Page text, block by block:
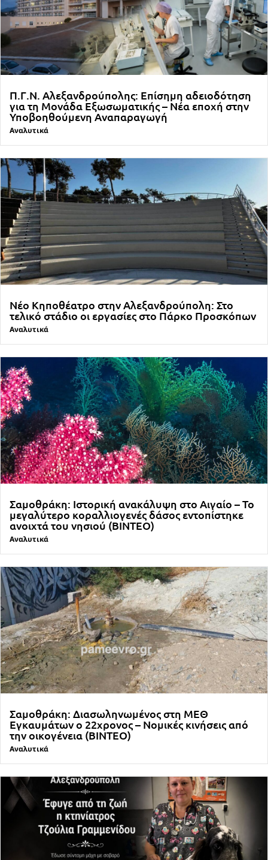
Π.Γ.Ν. Αλεξανδρούπολης: Επίσημη αδειοδότηση
για τη Μονάδα Εξωσωματικής – Νέα εποχή στην
Υποβοηθούμενη Αναπαραγωγή
Αναλυτικά
Νέο Κηποθέατρο στην Αλεξανδρούπολη: Στο
τελικό στάδιο οι εργασίες στο Πάρκο Προσκόπων
Αναλυτικά
Σαμοθράκη: Ιστορική ανακάλυψη στο Αιγαίο – Το
μεγαλύτερο κοραλλιογενές δάσος εντοπίστηκε
ανοιχτά του νησιού (ΒΙΝΤΕΟ)
Αναλυτικά
Σαμοθράκη: Διασωληνωμένος στη ΜΕΘ
Εγκαυμάτων ο 22χρονος – Νομικές κινήσεις από
την οικογένεια (ΒΙΝΤΕΟ)
Αναλυτικά